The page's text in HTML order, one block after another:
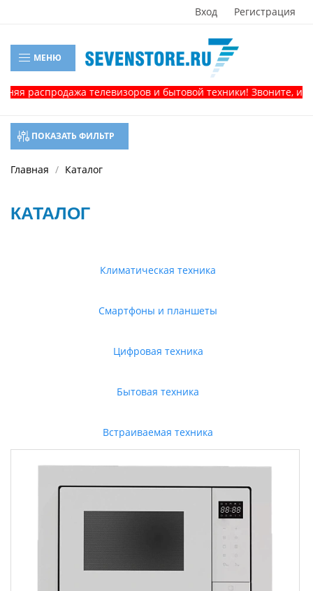
Вход Регистрация
МЕНЮ
телевизоров и бытовой техники! Звоните, и
ПОКАЗАТЬ ФИЛЬТР
Главная Каталог
КАТАЛОГ
Климатическая техника
Смартфоны и планшеты
Цифровая техника
Бытовая техника
Встраиваемая техника